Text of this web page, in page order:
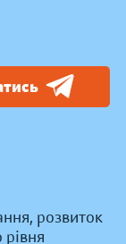
розвиток